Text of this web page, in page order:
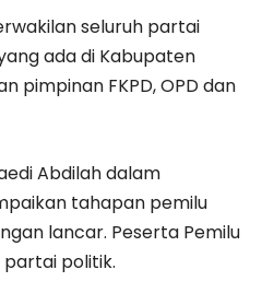
seluruh partai
ada di Kabupaten
pimpinan FKPD, OPD dan
Abdilah dalam
tahapan pemilu
lancar. Peserta Pemilu
partai politik.